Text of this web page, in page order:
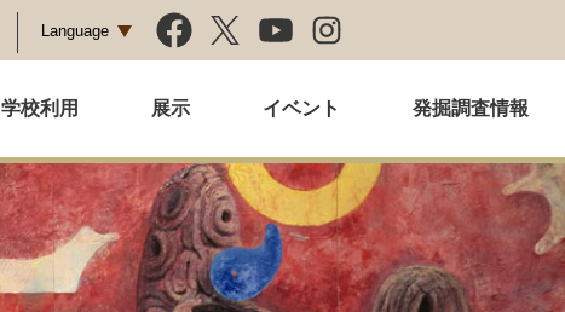
Language
学校利用 展示 イベント 発掘調査情報